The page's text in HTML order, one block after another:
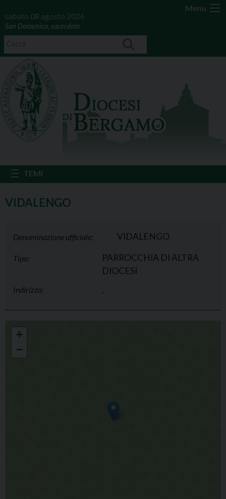
Menu
sabato 08 agosto 2026
San Domenico, sacerdote
VIDALENGO
Denominazione ufficiale: VIDALENGO
Tipo:
PARROCCHIA DI ALTRA
DIOCESI
Indirizzo:
+
−